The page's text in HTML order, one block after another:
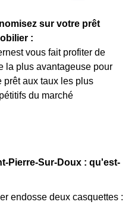
sur votre prêt
:
vous fait profiter de
la plus avantageuse pour
prêt aux taux les plus
du marché
Pierre-Sur-Doux : qu'est-
endosse deux casquettes :